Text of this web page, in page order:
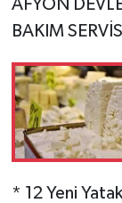
AFYON
BAKIM
* 12 Yeni